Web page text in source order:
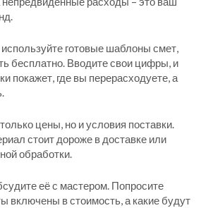
готовые шаблоны смет,
бесплатно. Вводите свои цифры, и
покажет, где вы перерасходуете, а
цены, но и условия поставки.
стоит дороже в доставке или
обработки.
её с мастером. Попросите
включены в стоимость, а какие будут